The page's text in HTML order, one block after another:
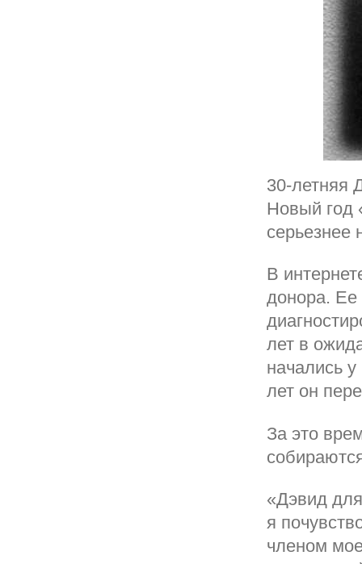
30-летняя
Новый год
серьезнее
В
донора. Ее
лет в
начались
лет он
За это
«Дэвид
я
членом